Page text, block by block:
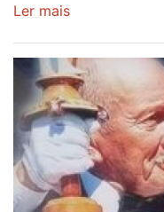
Ler mais
SRA.
DA
SAÚDE
VAI
TER
TELHADO
NOVO